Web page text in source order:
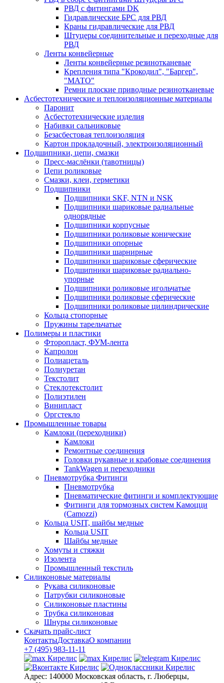
РВД с фитингами DK
Гидравлические БРС для РВД
Краны гидравлические для РВД
Штуцеры соединительные и переходные для
РВД
Ленты конвейерные
Ленты конвейерные резинотканевые
Крепления типа "Крокодил", "Баргер",
"МАТО"
Ремни плоские приводные резинотканевые
Асбестотехнические и теплоизоляционные материалы
Паронит
Асбестотехнические изделия
Набивки сальниковые
Безасбестовая теплоизоляция
Картон прокладочный, электроизоляционный
Подшипники, цепи, смазки
Пресс-маслёнки (тавотницы)
Цепи роликовые
Смазки, клеи, герметики
Подшипники
Подшипники SKF, NTN и NSK
Подшипники шариковые радиальные
однорядные
Подшипники корпусные
Подшипники роликовые конические
Подшипники опорные
Подшипники шарнирные
Подшипники шариковые сферические
Подшипники шариковые радиально-
упорные
Подшипники роликовые игольчатые
Подшипники роликовые сферические
Подшипники роликовые цилиндрические
Кольца стопорные
Пружины тарельчатые
Полимеры и пластики
Фторопласт, ФУМ-лента
Капролон
Полиацеталь
Полиуретан
Текстолит
Стеклотекстолит
Полиэтилен
Винипласт
Оргстекло
Промышленные товары
Камлоки (переходники)
Камлоки
Ремонтные соединения
Головки рукавные и крабовые соединения
TankWagen и переходники
Пневмотрубка Фитинги
Пневмотрубка
Пневматические фитинги и комплектующие
Фитинги для тормозных систем Камоцци
(Camozzi)
Кольца USIT, шайбы медные
Кольца USIT
Шайбы медные
Хомуты и стяжки
Изолента
Промышленный текстиль
Силиконовые материалы
Рукава силиконовые
Патрубки силиконовые
Силиконовые пластины
Трубка силиконовая
Шнуры силиконовые
Скачать прайс-лист
КонтактыДоставкаО компании
+7 (495) 983-11-11
Адрес: 140000 Московская область, г. Люберцы,